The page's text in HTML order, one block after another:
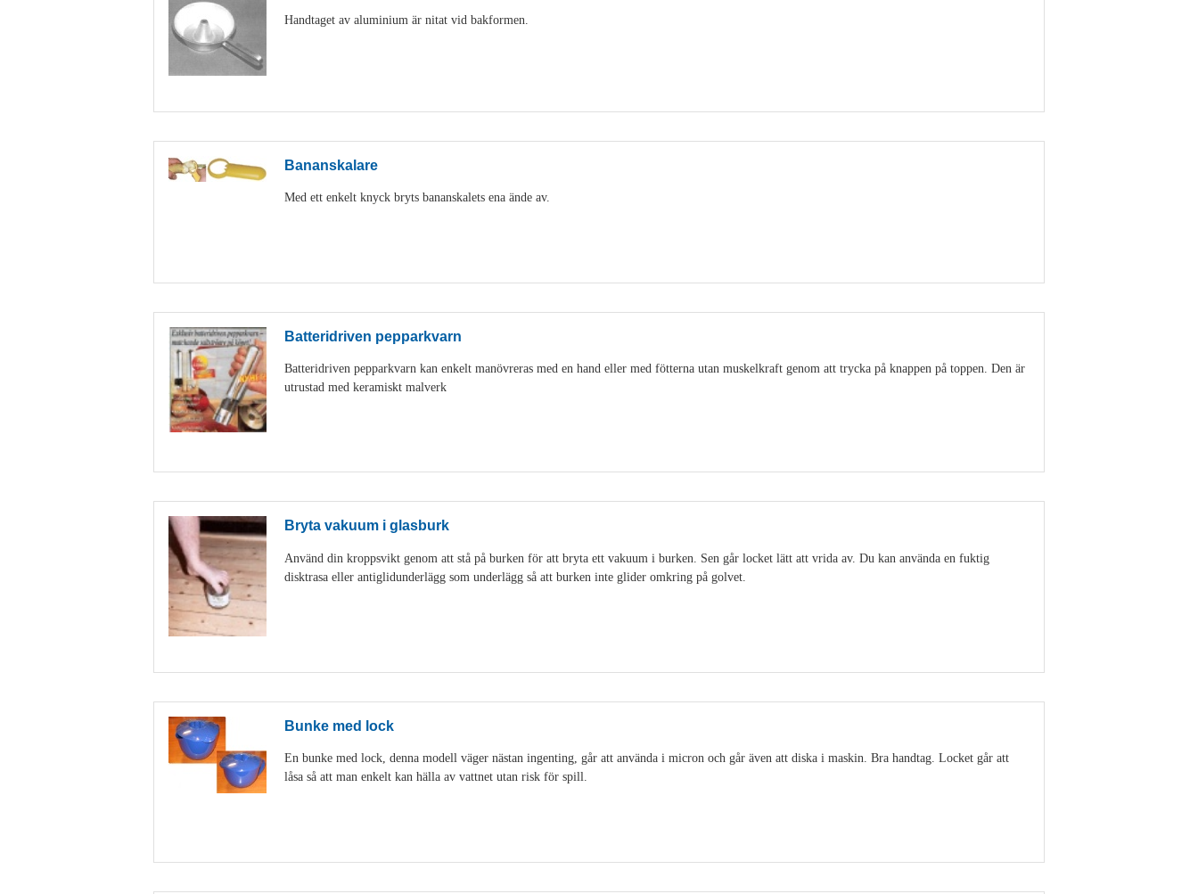
Handtaget av aluminium är nitat vid bakformen.
Bananskalare
Med ett enkelt knyck bryts bananskalets ena ände av.
Batteridriven pepparkvarn
Batteridriven pepparkvarn kan enkelt manövreras med en hand eller med fötterna utan muskelkraft genom att trycka på knappen på toppen. Den är
utrustad med keramiskt malverk
Bryta vakuum i glasburk
Använd din kroppsvikt genom att stå på burken för att bryta ett vakuum i burken. Sen går locket lätt att vrida av. Du kan använda en fuktig
disktrasa eller antiglidunderlägg som underlägg så att burken inte glider omkring på golvet.
Bunke med lock
En bunke med lock, denna modell väger nästan ingenting, går att använda i micron och går även att diska i maskin. Bra handtag. Locket går att
låsa så att man enkelt kan hälla av vattnet utan risk för spill.